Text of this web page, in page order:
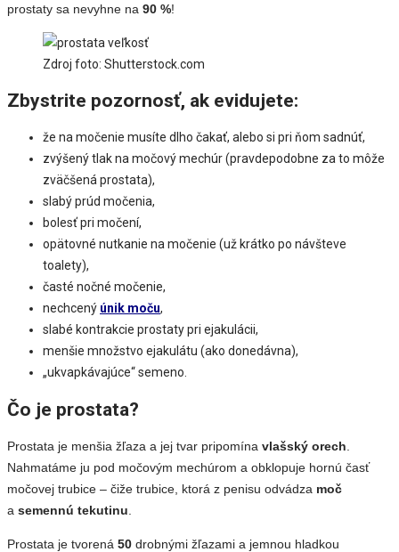
prostaty sa nevyhne na 90 %!
Zdroj foto: Shutterstock.com
Zbystrite pozornosť, ak evidujete:
že na močenie musíte dlho čakať, alebo si pri ňom sadnúť,
zvýšený tlak na močový mechúr (pravdepodobne za to môže
zväčšená prostata),
slabý prúd močenia,
bolesť pri močení,
opätovné nutkanie na močenie (už krátko po návšteve
toalety),
časté nočné močenie,
nechcený únik moču,
slabé kontrakcie prostaty pri ejakulácii,
menšie množstvo ejakulátu (ako donedávna),
„ukvapkávajúce“ semeno.
Čo je prostata?
Prostata je menšia žľaza a jej tvar pripomína vlašský orech.
Nahmatáme ju pod močovým mechúrom a obklopuje hornú časť
močovej trubice – čiže trubice, ktorá z penisu odvádza moč
a semennú tekutinu.
Prostata je tvorená 50 drobnými žľazami a jemnou hladkou